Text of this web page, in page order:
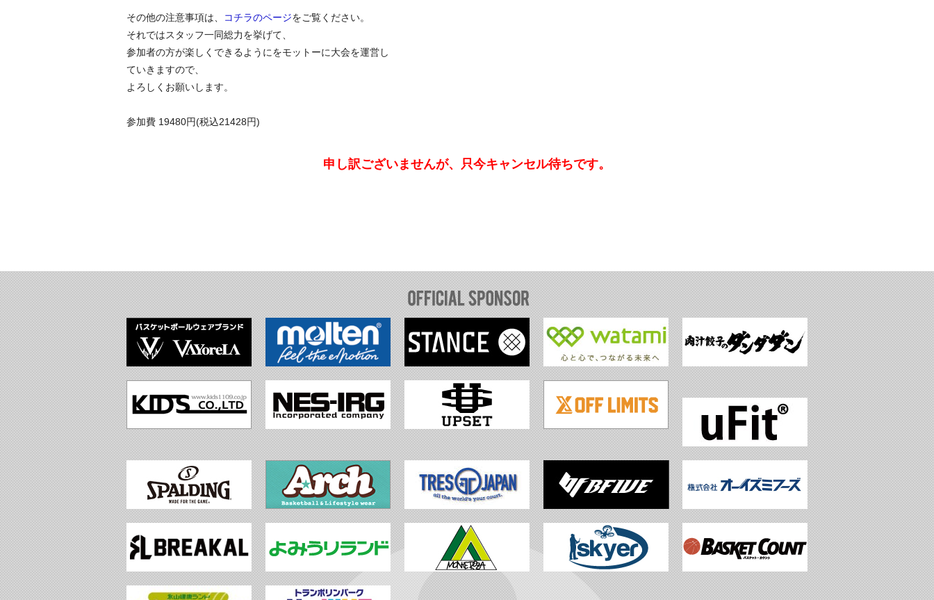
その他の注意事項は、 コチラのページをご覧ください。
それではスタッフ一同総力を挙げて、
参加者の方が楽しくできるようにをモットーに大会を運営し
ていきますので、
よろしくお願いします。
参加費 19480円(税込21428円)
申し訳ございませんが、只今キャンセル待ちです。